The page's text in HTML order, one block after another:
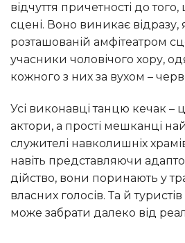
відчуття причетності до
сцені. Воно виникає відразу,
розташованій амфітеатром
учасники чоловічого хору,
кожного з них за вухом –
Усі виконавці танцю кечак – це не професійні
актори, а прості мешканці
служителі навколишніх
навіть представляючи
дійство, вони поринають у
власних голосів. Та й
може забрати далеко від